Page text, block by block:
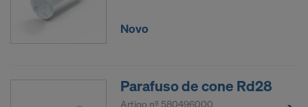
Novo
Parafuso de cone Rd28
Artigo nº 580496000